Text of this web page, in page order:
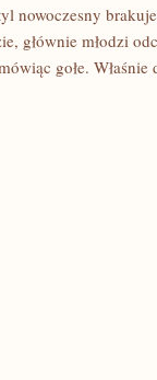
nowoczesny
głównie młodzi
gołe.